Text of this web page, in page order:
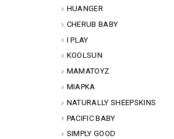
HUANGER
CHERUB BABY
I PLAY
KOOLSUN
MAMATOYZ
MIAPKA
NATURALLY SHEEPSKINS
PACIFIC BABY
SIMPLY GOOD